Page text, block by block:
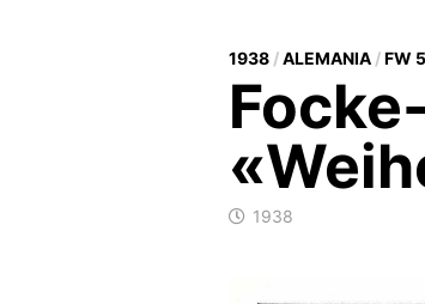
1938/ALEMANIA/FW
1938